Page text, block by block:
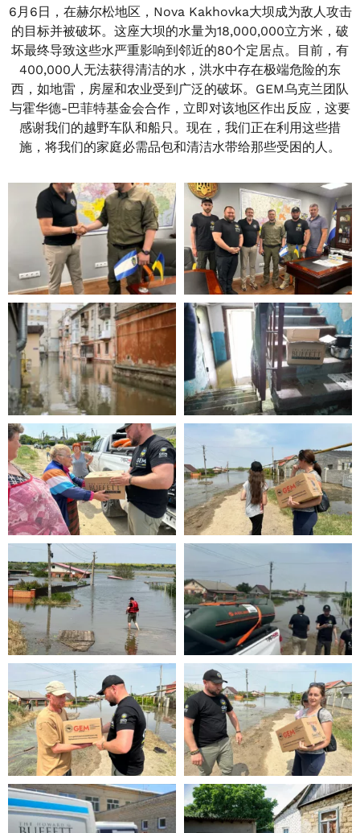
6月6日，在赫尔松地区，Nova Kakhovka大坝成为敌人攻击
的目标并被破坏。这座大坝的水量为18,000,000立方米，破
坏最终导致这些水严重影响到邻近的80个定居点。目前，有
400,000人无法获得清洁的水，洪水中存在极端危险的东
西，如地雷，房屋和农业受到广泛的破坏。GEM乌克兰团队
与霍华德-巴菲特基金会合作，立即对该地区作出反应，这要
感谢我们的越野车队和船只。现在，我们正在利用这些措
施，将我们的家庭必需品包和清洁水带给那些受困的人。